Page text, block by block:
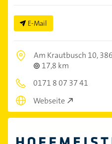
E-Mail
Am Krautbusch 10,
17,8 km
0171 8 07 37 41
Webseite